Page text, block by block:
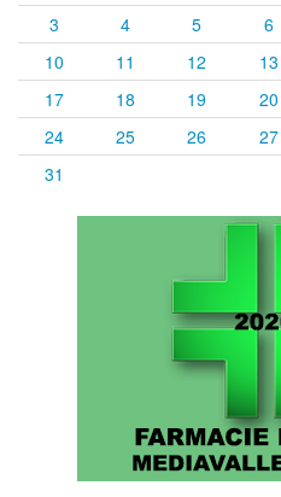
3
4 5 6
10
11 12 13
17
18 19 20
24
25 26 27
31